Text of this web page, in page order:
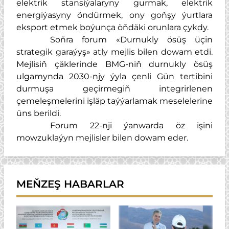
elektrik stansiýalaryny gurmak, elektrik
energiýasyny öndürmek, ony goňşy ýurtlara
eksport etmek boýunça öňdäki orunlara çykdy.
Soňra forum «Durnukly ösüş üçin
strategik garaýyş» atly mejlis bilen dowam etdi.
Mejlisiň çäklerinde BMG-niň durnukly ösüş
ulgamynda 2030-njy ýyla çenli Gün tertibini
durmuşa geçirmegiň integrirlenen
çemeleşmelerini işläp taýýarlamak meselelerine
üns berildi.
Forum 22-nji ýanwarda öz işini
mowzuklaýyn mejlisler bilen dowam eder.
MEŇZEŞ HABARLAR